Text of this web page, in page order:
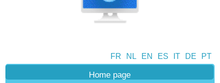
FR NL EN ES IT DE PT
Home page